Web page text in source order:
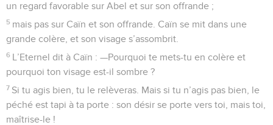
un regard favorable sur Abel et sur son offrande ;
5 mais pas sur Caïn et son offrande. Caïn se mit dans une
grande colère, et son visage s’assombrit.
6 L’Eternel dit à Caïn : —Pourquoi te mets-tu en colère et
pourquoi ton visage est-il sombre ?
7 Si tu agis bien, tu le relèveras. Mais si tu n’agis pas bien, le
péché est tapi à ta porte : son désir se porte vers toi, mais toi,
maîtrise-le !